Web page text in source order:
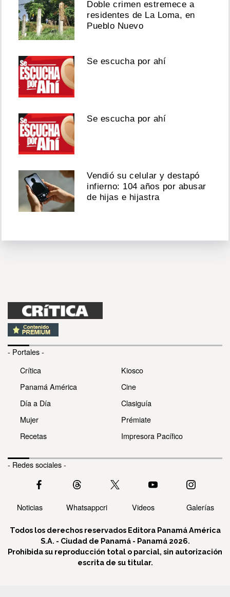
Doble crimen estremece a
residentes de La Loma, en
Pueblo Nuevo
Se escucha por ahí
Se escucha por ahí
Vendió su celular y destapó
infierno: 104 años por abusar
de hijas e hijastra
- Portales -
Crítica
Panamá América
Día a Día
Mujer
Recetas
Kiosco
Cine
Clasiguía
Prémiate
Impresora Pacífico
- Redes sociales -
Noticias Whatsappcri Videos Galerías
Todos los derechos reservados Editora Panamá América
S.A. - Ciudad de Panamá - Panamá 2026.
Prohibida su reproducción total o parcial, sin autorización
escrita de su titular.